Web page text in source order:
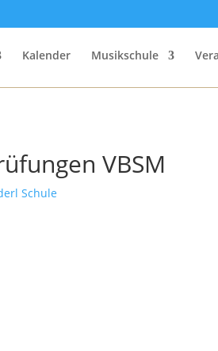
Kalender Musikschule
VBSM
Schule